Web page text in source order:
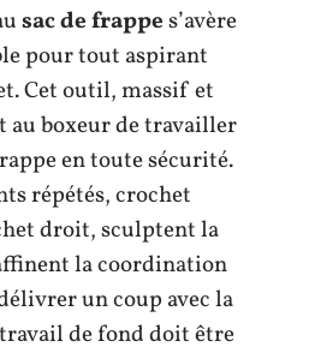
sac de frappes’avère
pour tout aspirant
Cet outil, massif et
au boxeur de travailler
en toute sécurité.
répétés, crochet
droit, sculptent la
la coordination
un coup avec la
de fond doit être